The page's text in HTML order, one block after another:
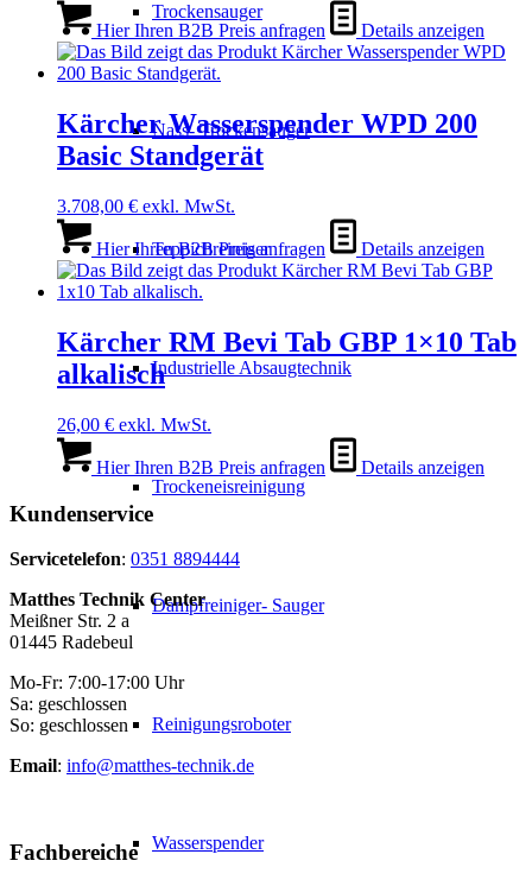
Trockensauger
Nass- Trockensauger
Teppichreiniger
Industrielle Absaugtechnik
Trockeneisreinigung
Dampfreiniger- Sauger
Reinigungsroboter
Wasserspender
Hier Ihren B2B Preis anfragen Details anzeigen
Kärcher Wasserspender WPD 200
Basic Standgerät
3.708,00 € exkl. MwSt.
Hier Ihren B2B Preis anfragen Details anzeigen
Kärcher RM Bevi Tab GBP 1×10 Tab
alkalisch
26,00 € exkl. MwSt.
Hier Ihren B2B Preis anfragen Details anzeigen
Kundenservice
Servicetelefon: 0351 8894444
Matthes Technik Center
Meißner Str. 2 a
01445 Radebeul
Mo-Fr: 7:00-17:00 Uhr
Sa: geschlossen
So: geschlossen
Email: info@matthes-technik.de
Fachbereiche